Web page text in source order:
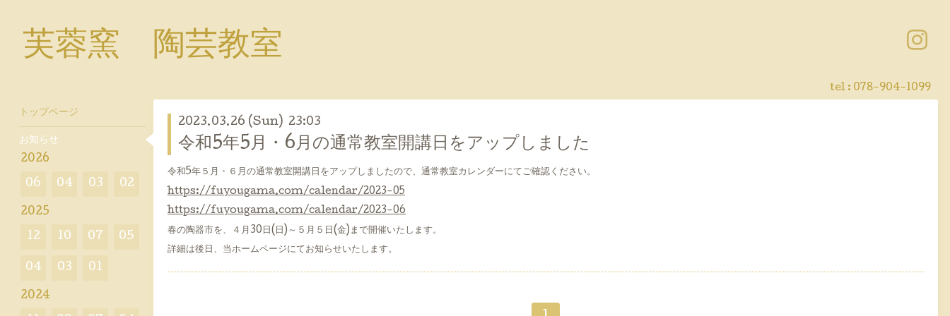
芙蓉窯 陶芸教室
tel : 078-904-1099
2023.03.26 (Sun) 23:03
令和5年5月・6月の通常教室開講日をアップしました
令和5年５月・６月の通常教室開講日をアップしましたので、通常教室カレンダーにてご確認ください。
https://fuyougama.com/calendar/2023-05
https://fuyougama.com/calendar/2023-06
春の陶器市を、４月30日(日)～５月５日(金)まで開催いたします。
詳細は後日、当ホームページにてお知らせいたします。
トップページ
お知らせ
2026
06 04 03 02
2025
12 10 07 05
04 03 01
2024